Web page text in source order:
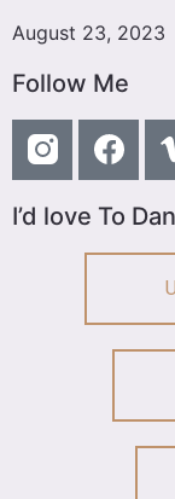
August 23, 2023
I’d love To
Follow Me